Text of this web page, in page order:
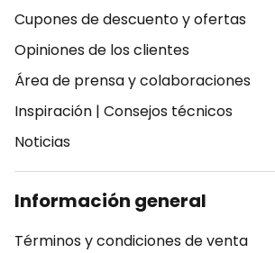
Cupones de descuento y ofertas
Opiniones de los clientes
Área de prensa y colaboraciones
Inspiración | Consejos técnicos
Noticias
Información general
Términos y condiciones de venta